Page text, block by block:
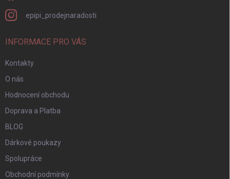
epipi_prodejnaradosti
INFORMACE PRO VÁS
Kontakty
O nás
Hodnocení obchodu
Doprava a Platba
BLOG
Dárkové poukazy
Spolupráce
Obchodní podmínky